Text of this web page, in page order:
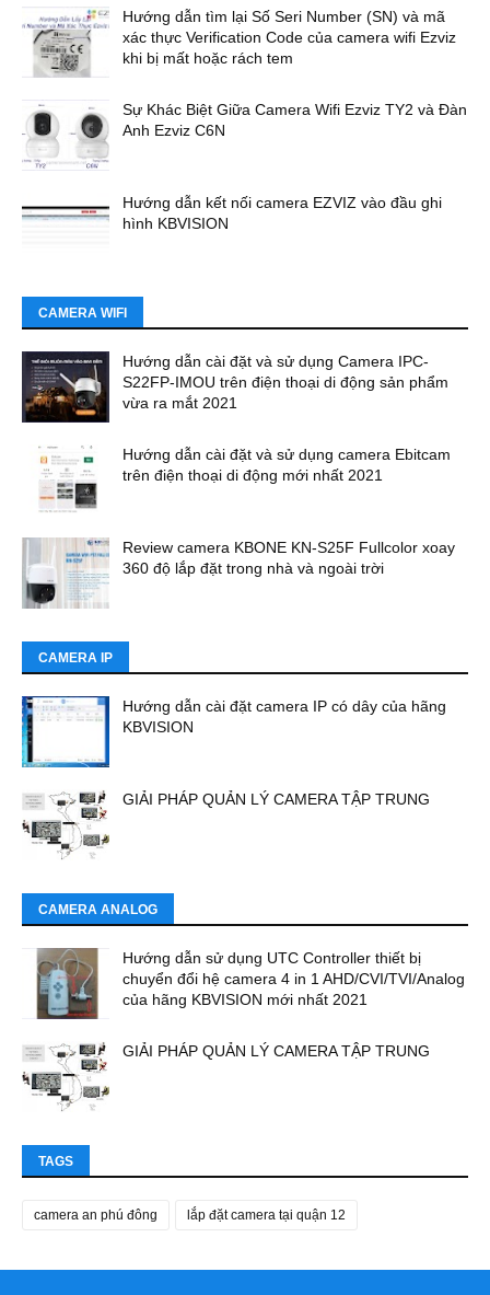
Hướng dẫn tìm lại Số Seri Number (SN) và mã
xác thực Verification Code của camera wifi Ezviz
khi bị mất hoặc rách tem
Sự Khác Biệt Giữa Camera Wifi Ezviz TY2 và Đàn
Anh Ezviz C6N
Hướng dẫn kết nối camera EZVIZ vào đầu ghi
hình KBVISION
CAMERA WIFI
Hướng dẫn cài đặt và sử dụng Camera IPC-
S22FP-IMOU trên điện thoại di động sản phẩm
vừa ra mắt 2021
Hướng dẫn cài đặt và sử dụng camera Ebitcam
trên điện thoại di động mới nhất 2021
Review camera KBONE KN-S25F Fullcolor xoay
360 độ lắp đặt trong nhà và ngoài trời
CAMERA IP
Hướng dẫn cài đặt camera IP có dây của hãng
KBVISION
GIẢI PHÁP QUẢN LÝ CAMERA TẬP TRUNG
CAMERA ANALOG
Hướng dẫn sử dụng UTC Controller thiết bị
chuyển đổi hệ camera 4 in 1 AHD/CVI/TVI/Analog
của hãng KBVISION mới nhất 2021
GIẢI PHÁP QUẢN LÝ CAMERA TẬP TRUNG
TAGS
camera an phú đông lắp đặt camera tại quận 12